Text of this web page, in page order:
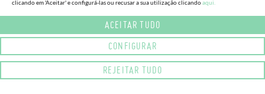
41,95€ 54,95€
clicando em 'Aceitar' e configurá-las ou recusar a sua utilização clicandoaqui.
ACEITAR TUDO
CONFIGURAR
REJEITAR TUDO